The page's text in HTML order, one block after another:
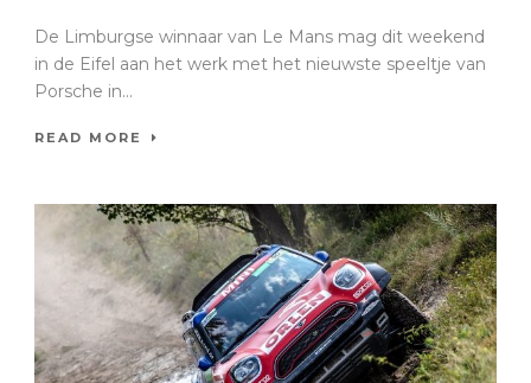
De Limburgse winnaar van Le Mans mag dit weekend
in de Eifel aan het werk met het nieuwste speeltje van
Porsche in...
READ MORE